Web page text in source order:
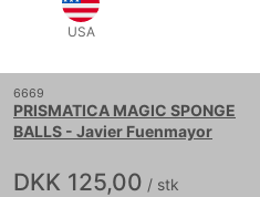
6669
PRISMATICA MAGIC SPONGE
BALLS - Javier Fuenmayor
DKK 125,00 / stk
USA